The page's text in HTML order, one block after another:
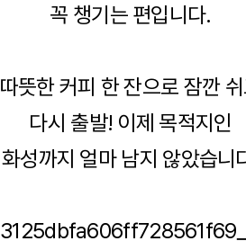
꼭 챙기는 편입니다.
따뜻한 커피 한 잔으로 잠깐
다시 출발! 이제 목적지인
화성까지 얼마 남지 않았습니